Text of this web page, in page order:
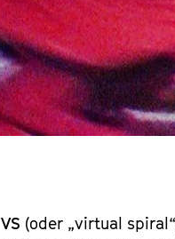
VS (oder „virtual